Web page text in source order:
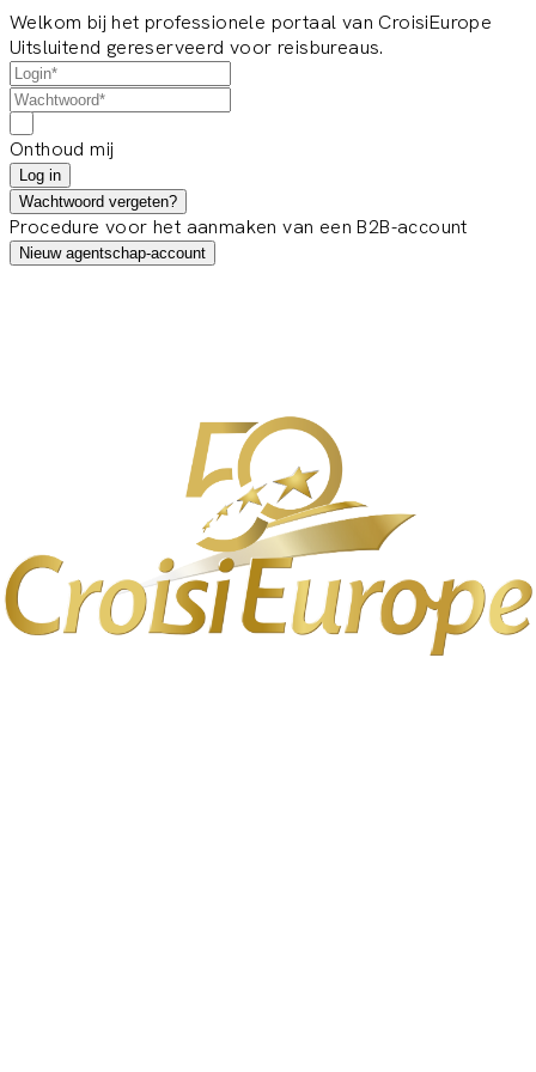
Welkom bij het professionele portaal van CroisiEurope
Uitsluitend gereserveerd voor reisbureaus.
Onthoud mij
Log in
Wachtwoord vergeten?
Procedure voor het aanmaken van een B2B-account
Nieuw agentschap-account